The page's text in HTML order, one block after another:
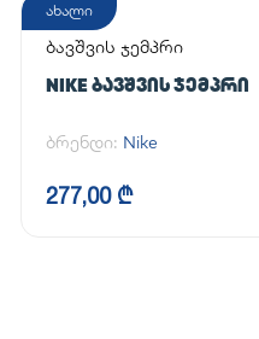
ახალი
ბავშვის ჯემპრი
NIKE ᲑᲐᲕᲨᲕᲘᲡ ᲯᲔᲛᲞᲠᲘ
ბრენდი: Nike
277,00 ₾